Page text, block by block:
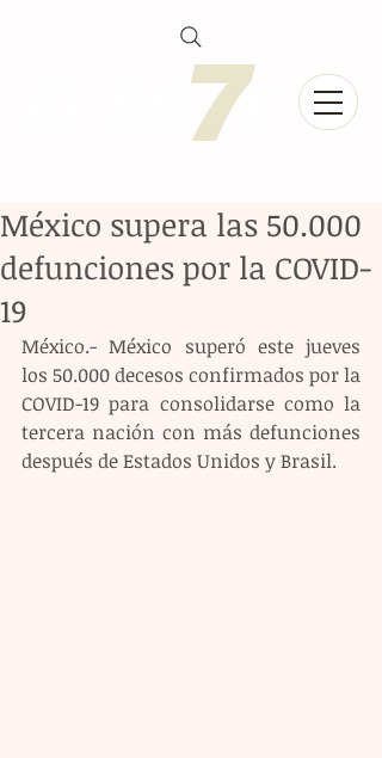
México supera las 50.000
defunciones por la COVID-
19
México.- México superó este jueves
los 50.000 decesos confirmados por la
COVID-19 para consolidarse como la
tercera nación con más defunciones
después de Estados Unidos y Brasil.